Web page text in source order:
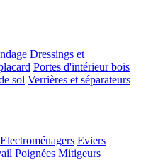
Dressings et
Portes d'intérieur bois
sol Verrières et séparateurs
Electroménagers Eviers
Poignées Mitigeurs